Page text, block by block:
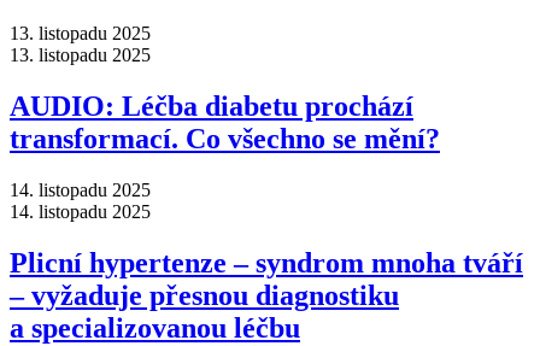
13. listopadu 2025
13. listopadu 2025
AUDIO: Léčba diabetu prochází
transformací. Co všechno se mění?
14. listopadu 2025
14. listopadu 2025
Plicní hypertenze –⁠ syndrom mnoha tváří
–⁠ vyžaduje přesnou diagnostiku
a specializovanou léčbu